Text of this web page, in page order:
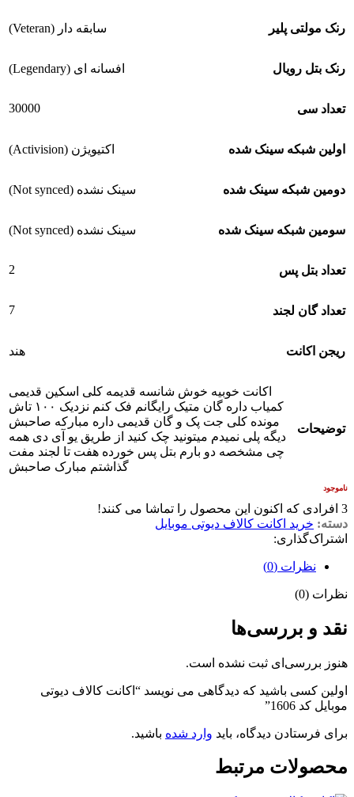
رنک مولتی پلیر سابقه دار (Veteran)
رنک بتل رویال افسانه ای (Legendary)
تعداد سی 30000
اولین شبکه سینک شده اکتیویژن (Activision)
دومین شبکه سینک شده سینک نشده (Not synced)
سومین شبکه سینک شده سینک نشده (Not synced)
تعداد بتل پس 2
تعداد گان لجند 7
ریجن اکانت هند
توضیحات
اکانت خوبیه خوش شانسه قدیمه کلی اسکین قدیمی
کمیاب داره گان متیک رایگانم فک کنم نزدیک ۱۰۰ تاش
مونده کلی جت پک و گان قدیمی داره مبارکه صاحبش
دیگه پلی نمیدم میتونید چک کنید از طریق یو آی دی همه
چی مشخصه دو بارم بتل پس خورده هفت تا لجند مفت
گذاشتم مبارک صاحبش
ناموجود
3 افرادی که اکنون این محصول را تماشا می کنند!
دسته: خرید اکانت کالاف دیوتی موبایل
اشتراک‌گذاری:
نظرات (0)
نظرات (0)
نقد و بررسی‌ها
هنوز بررسی‌ای ثبت نشده است.
اولین کسی باشید که دیدگاهی می نویسد “اکانت کالاف دیوتی
موبایل کد 1606”
برای فرستادن دیدگاه، باید وارد شده باشید.
محصولات مرتبط